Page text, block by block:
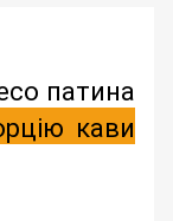
патина
кави